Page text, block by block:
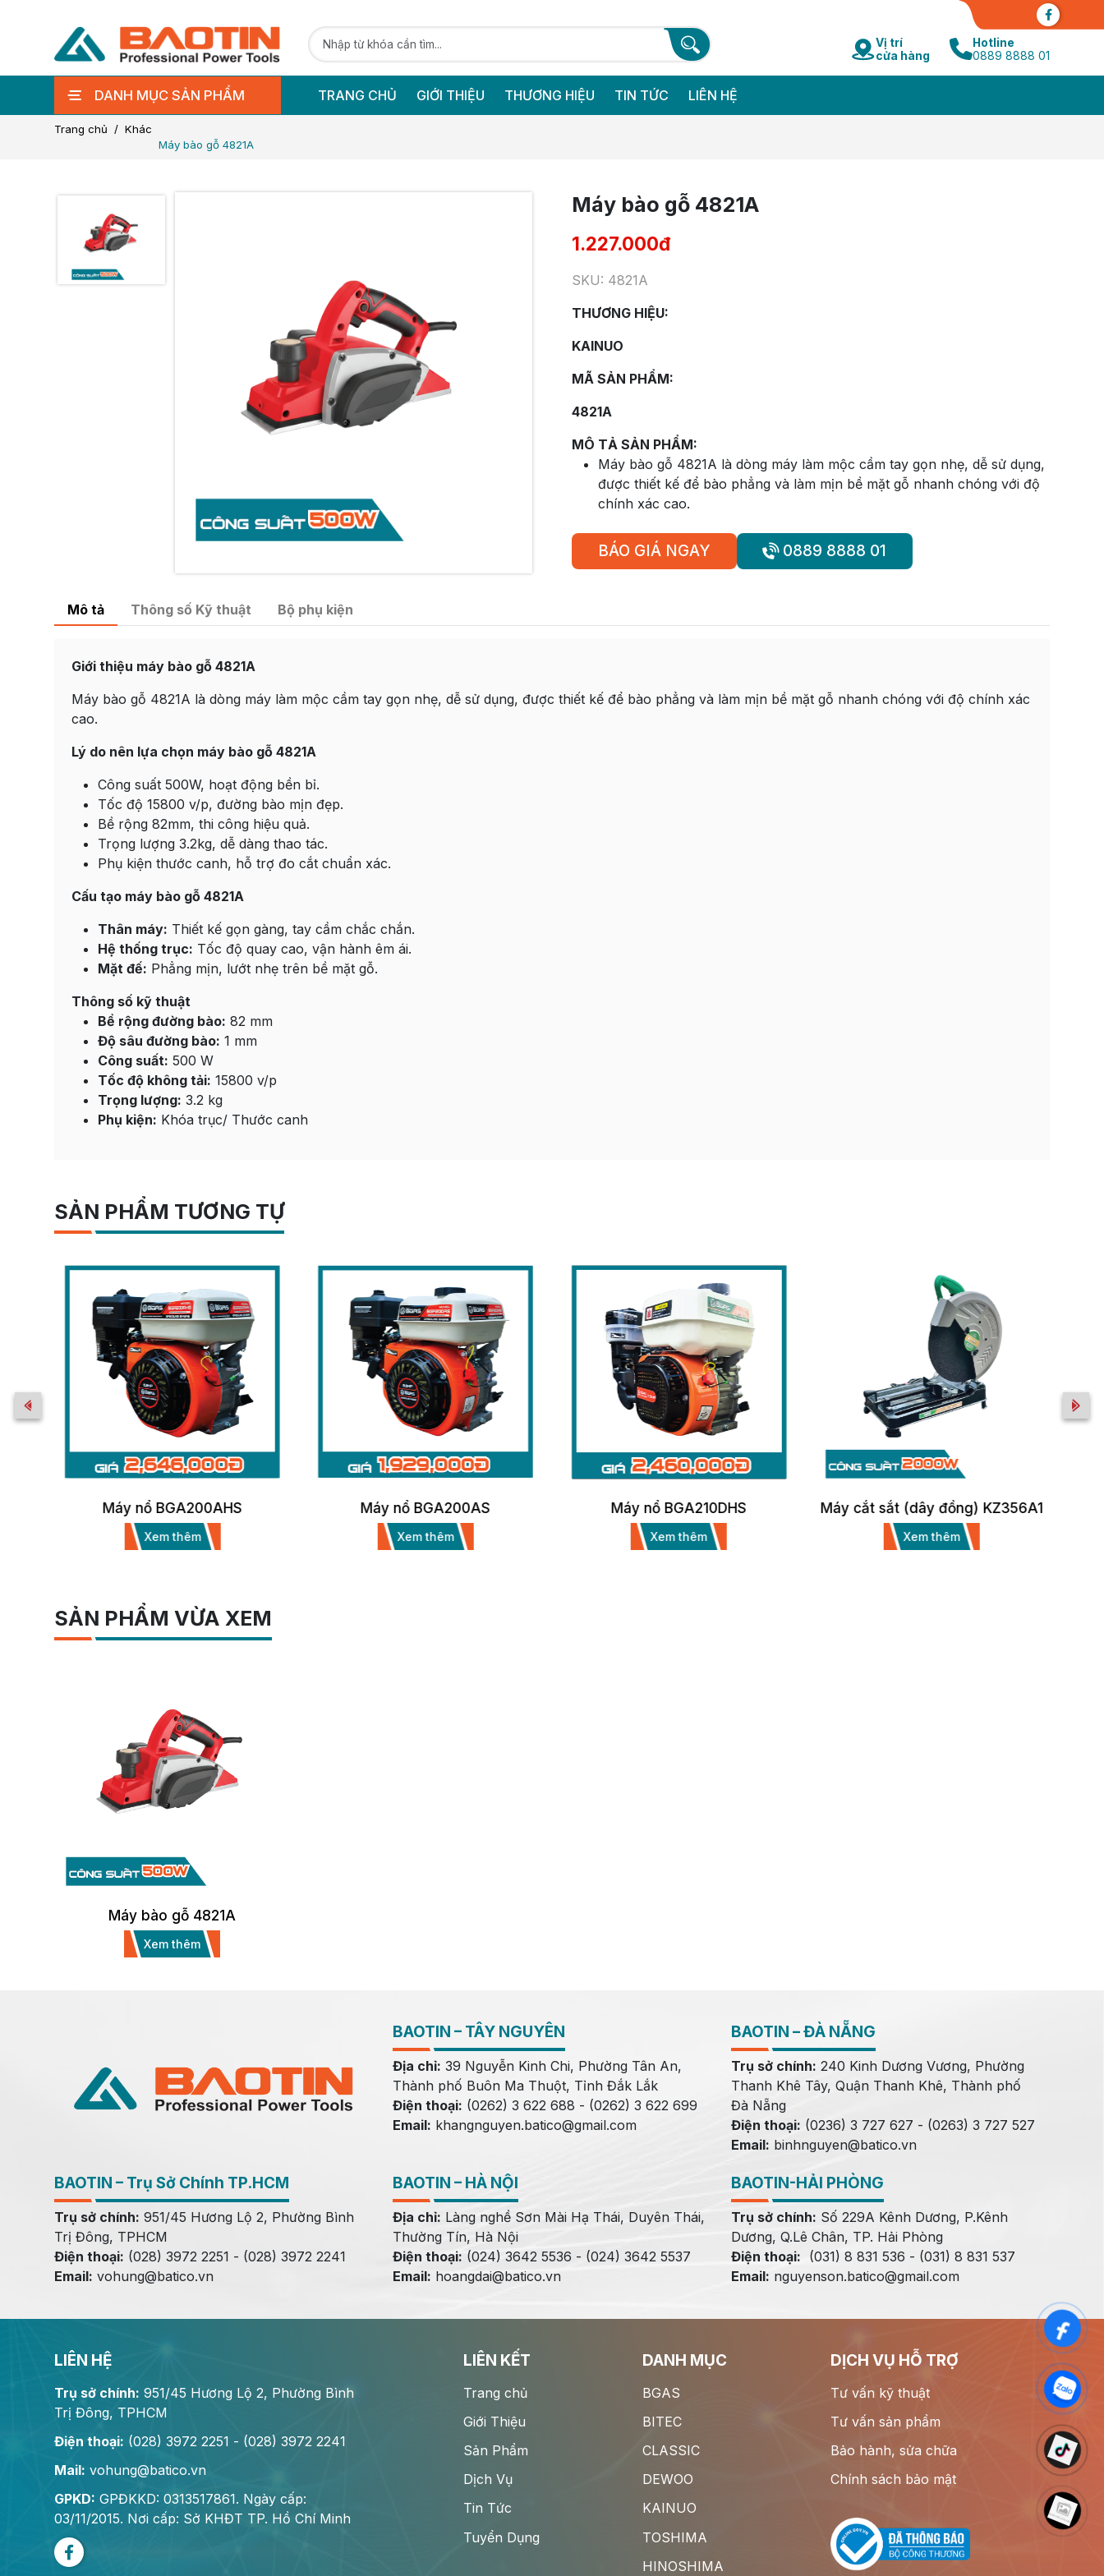
Vị trí
cửa hàng
Hotline
0889 8888 01
DANH MỤC SẢN PHẨM TRANG CHỦ GIỚI THIỆU THƯƠNG HIỆU TIN TỨC LIÊN HỆ
Trang chủ
Khác
Máy bào gỗ 4821A
Máy bào gỗ 4821A
1.227.000đ
SKU: 4821A
THƯƠNG HIỆU:
KAINUO
MÃ SẢN PHẨM:
4821A
MÔ TẢ SẢN PHẨM:
Máy bào gỗ 4821A là dòng máy làm mộc cầm tay gọn nhẹ, dễ sử dụng,
được thiết kế để bào phẳng và làm mịn bề mặt gỗ nhanh chóng với độ
chính xác cao.
BÁO GIÁ NGAY 0889 8888 01
Mô tả Thông số Kỹ thuật Bộ phụ kiện
Giới thiệu máy bào gỗ 4821A
Máy bào gỗ 4821A là dòng máy làm mộc cầm tay gọn nhẹ, dễ sử dụng, được thiết kế để bào phẳng và làm mịn bề mặt gỗ nhanh chóng với độ chính xác
cao.
Lý do nên lựa chọn máy bào gỗ 4821A
Công suất 500W, hoạt động bền bỉ.
Tốc độ 15800 v/p, đường bào mịn đẹp.
Bề rộng 82mm, thi công hiệu quả.
Trọng lượng 3.2kg, dễ dàng thao tác.
Phụ kiện thước canh, hỗ trợ đo cắt chuẩn xác.
Cấu tạo máy bào gỗ 4821A
Thân máy: Thiết kế gọn gàng, tay cầm chắc chắn.
Hệ thống trục: Tốc độ quay cao, vận hành êm ái.
Mặt đế: Phẳng mịn, lướt nhẹ trên bề mặt gỗ.
Thông số kỹ thuật
Bề rộng đường bào: 82 mm
Độ sâu đường bào: 1 mm
Công suất: 500 W
Tốc độ không tải: 15800 v/p
Trọng lượng: 3.2 kg
Phụ kiện: Khóa trục/ Thước canh
SẢN PHẨM TƯƠNG TỰ
Máy nổ BGA200AS
Xem thêm
Máy nổ BGA210DHS
Xem thêm
Máy cắt sắt (dây đồng) KZ356A1
Xem thêm
Máy đục KZ0810D
Xem thêm
SẢN PHẨM VỪA XEM
Máy bào gỗ 4821A
Xem thêm
BAOTIN – TÂY NGUYÊN
Địa chỉ: 39 Nguyễn Kinh Chi, Phường Tân An,
Thành phố Buôn Ma Thuột, Tỉnh Đắk Lắk
Điện thoại: (0262) 3 622 688 - (0262) 3 622 699
Email: khangnguyen.batico@gmail.com
BAOTIN – ĐÀ NẴNG
Trụ sở chính: 240 Kinh Dương Vương, Phường
Thanh Khê Tây, Quận Thanh Khê, Thành phố
Đà Nẵng
Điện thoại: (0236) 3 727 627 - (0263) 3 727 527
Email: binhnguyen@batico.vn
BAOTIN – Trụ Sở Chính TP.HCM
Trụ sở chính: 951/45 Hương Lộ 2, Phường Bình
Trị Đông, TPHCM
Điện thoại: (028) 3972 2251 - (028) 3972 2241
Email: vohung@batico.vn
BAOTIN – HÀ NỘI
Địa chỉ: Làng nghề Sơn Mài Hạ Thái, Duyên Thái,
Thường Tín, Hà Nội
Điện thoại: (024) 3642 5536 - (024) 3642 5537
Email: hoangdai@batico.vn
BAOTIN-HẢI PHÒNG
Trụ sở chính: Số 229A Kênh Dương, P.Kênh
Dương, Q.Lê Chân, TP. Hải Phòng
Điện thoại: (031) 8 831 536 - (031) 8 831 537
Email: nguyenson.batico@gmail.com
LIÊN HỆ
Trụ sở chính: 951/45 Hương Lộ 2, Phường Bình
Trị Đông, TPHCM
Điện thoại: (028) 3972 2251 - (028) 3972 2241
Mail: vohung@batico.vn
GPKD: GPĐKKD: 0313517861. Ngày cấp:
03/11/2015. Nơi cấp: Sở KHĐT TP. Hồ Chí Minh
LIÊN KẾT
Trang chủ
Giới Thiệu
Sản Phẩm
Dịch Vụ
Tin Tức
Tuyển Dụng
DANH MỤC
BGAS
BITEC
CLASSIC
DEWOO
KAINUO
TOSHIMA
HINOSHIMA
DỊCH VỤ HỖ TRỢ
Tư vấn kỹ thuật
Tư vấn sản phẩm
Bảo hành, sửa chữa
Chính sách bảo mật